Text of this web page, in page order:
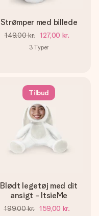
Strømper med billede
149,00 kr. 127,00 kr.
3 Typer
Tilbud
Blødt legetøj med dit
ansigt - ItsieMe
199,00 kr. 159,00 kr.